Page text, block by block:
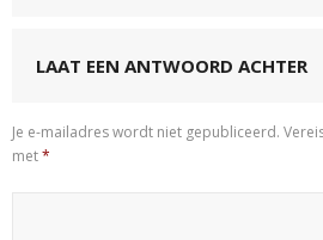
LAAT EEN ANTWOORD ACHTER
Je e-mailadres wordt niet gepubliceerd.
met*